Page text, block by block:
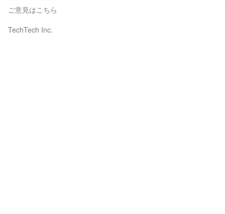
ご意見はこちら
TechTech Inc.